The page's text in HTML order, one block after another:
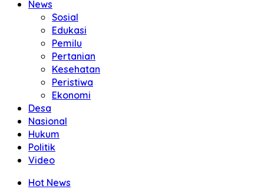
News
Sosial
Edukasi
Pemilu
Pertanian
Kesehatan
Peristiwa
Ekonomi
Desa
Nasional
Hukum
Politik
Video
Hot News